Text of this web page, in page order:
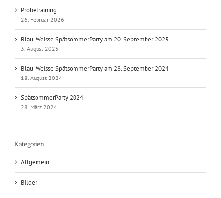
Probetraining
26. Februar 2026
Blau-Weisse SpätsommerParty am 20. September 2025
3. August 2025
Blau-Weisse SpätsommerParty am 28. September 2024
18. August 2024
SpätsommerParty 2024
28. März 2024
Kategorien
Allgemein
Bilder